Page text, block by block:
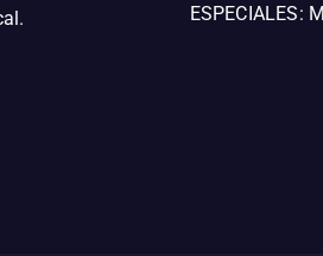
ESPECIALES: